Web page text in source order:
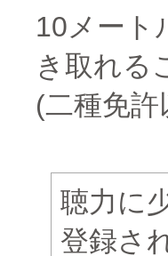
10メート
き取れる
(二種免
聴力に
登録さ